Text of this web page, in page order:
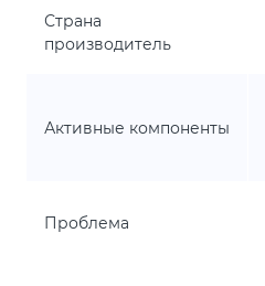
Страна
производитель
Активные компоненты
Проблема